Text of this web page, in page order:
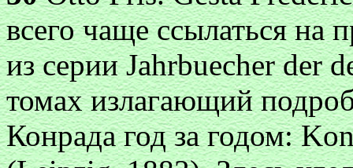
всего чаще ссылаться на
из серии Jahrbuecher der
томах излагающий
Конрада год за годом: